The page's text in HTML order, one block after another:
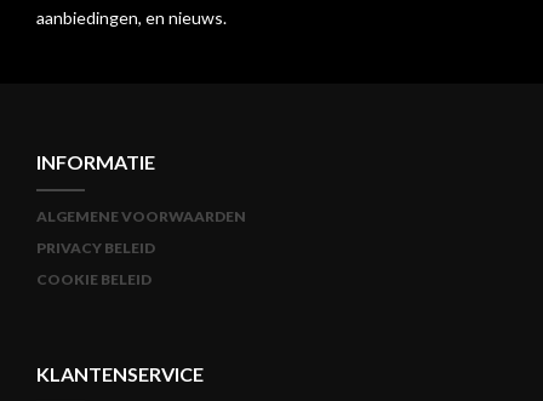
aanbiedingen, en nieuws.
INFORMATIE
ALGEMENE VOORWAARDEN
PRIVACY BELEID
COOKIE BELEID
KLANTENSERVICE